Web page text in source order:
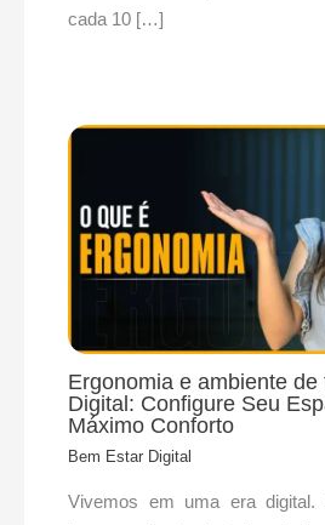
cada 10 […]
Ergonomia e ambiente de
Digital: Configure Seu
Máximo Conforto
Bem Estar Digital
Vivemos em uma era digital.